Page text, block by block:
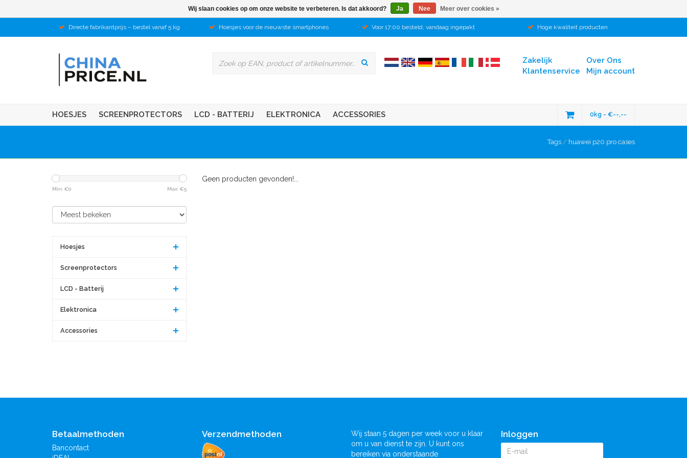
Directe fabrikantprijs – bestel vanaf 5 kg Hoesjes voor de nieuwste smartphones Voor 17:00 besteld, vandaag ingepakt Hoge kwaliteit producten
Over Ons
Mijn account
Zakelijk
Klantenservice
HOESJES SCREENPROTECTORS LCD - BATTERIJ ELEKTRONICA ACCESSORIES 0kg - €--,--
Tags / huawei p20 pro cases
Min: €0 Max: €5
Hoesjes
Screenprotectors
LCD - Batterij
Elektronica
Accessories
Geen producten gevonden!...
Betaalmethoden
Bancontact
Verzendmethoden
Wij staan 5 dagen per week voor u klaar
om u van dienst te zijn. U kunt ons
bereiken via onderstaande
Inloggen
Wij slaan cookies op om onze website te verbeteren. Is dat akkoord? Ja Nee Meer over cookies »